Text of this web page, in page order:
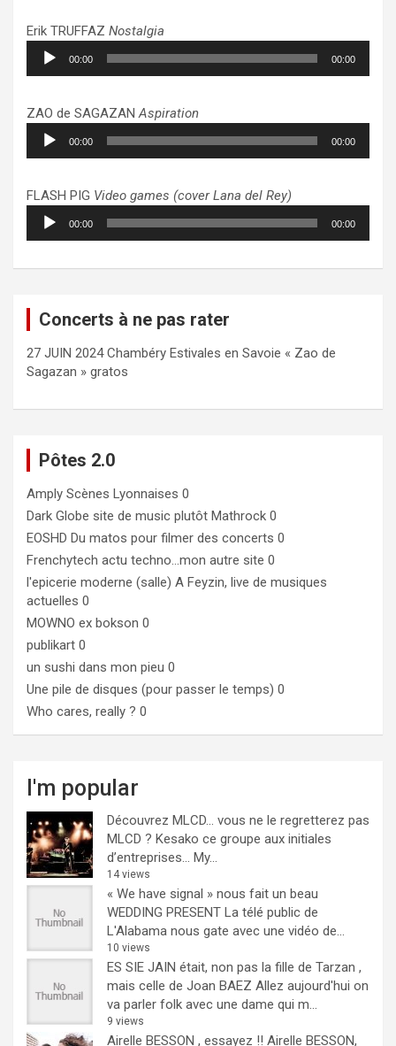
Erik TRUFFAZ Nostalgia
Lecteur
audio
00:00 00:00
ZAO de SAGAZANAspiration
Lecteur
audio
00:00 00:00
FLASH PIG Video games (cover Lana del Rey)
Lecteur
audio
00:00 00:00
Concerts à ne pas rater
27 JUIN 2024 Chambéry Estivales en Savoie « Zao de
Sagazan » gratos
Pôtes 2.0
Amply Scènes Lyonnaises 0
Dark Globe site de music plutôt Mathrock 0
EOSHD Du matos pour filmer des concerts 0
Frenchytech actu techno…mon autre site 0
l'epicerie moderne (salle) A Feyzin, live de musiques
actuelles 0
MOWNO ex bokson 0
publikart 0
un sushi dans mon pieu 0
Une pile de disques (pour passer le temps) 0
Who cares, really ? 0
I'm popular
Découvrez MLCD… vous ne le regretterez pas
MLCD ? Kesako ce groupe aux initiales
d’entreprises… My...
14 views
« We have signal » nous fait un beau
WEDDING PRESENT La télé public de
L'Alabama nous gate avec une vidéo de...
10 views
ES SIE JAIN était, non pas la fille de Tarzan ,
mais celle de Joan BAEZ Allez aujourd'hui on
va parler folk avec une dame qui m...
9 views
Airelle BESSON , essayez !! Airelle BESSON,